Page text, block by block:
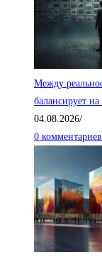
Между
балансирует
04.08.2026/
0 комментариев